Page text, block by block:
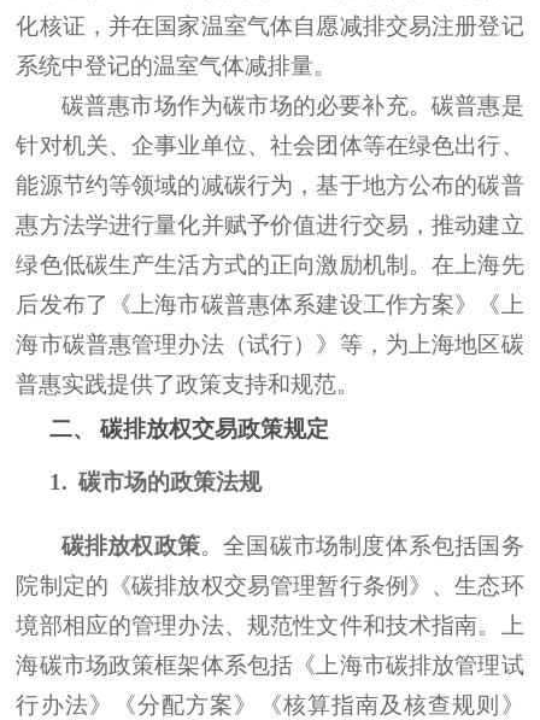
化核证，并在国家温室气体自愿减排交易注册登记
系统中登记的温室气体减排量。
碳普惠市场作为碳市场的必要补充。碳普惠是
针对机关、企事业单位、社会团体等在绿色出行、
能源节约等领域的减碳行为，基于地方公布的碳普
惠方法学进行量化并赋予价值进行交易，推动建立
绿色低碳生产生活方式的正向激励机制。在上海先
后发布了
《上海市碳普惠体系建设工作方案》《上
海市碳普惠管理办法（试行）》等，为 上海地区碳
普惠实践提供了政策支持和规范。
二、
碳排放权交易政策规定
1. 碳市场的政策法规
碳排放权政策。全国碳市场制度体系包括国务
院制定的 《碳排放权交易管理暂行条例》 、生态环
境部相应的管理办法、规范性文件和技术指南。
上
海碳市场政策框架体系包括《 上海市碳排放管理试
行办法》《分配方案》《核算指南及核查规则》